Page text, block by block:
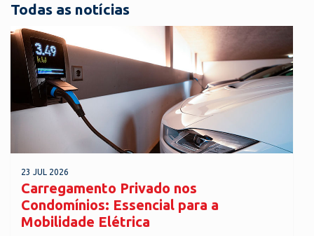
notícias
contactos
Todas as notícias
23 JUL 2026
Carregamento Privado nos
Condomínios: Essencial para a
Mobilidade Elétrica